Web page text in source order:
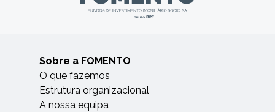
Sobre a FOMENTO
O que fazemos
Estrutura organizacional
A nossa equipa